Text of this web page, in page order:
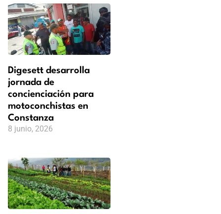
Digesett desarrolla
jornada de
concienciación para
motoconchistas en
Constanza
8 junio, 2026